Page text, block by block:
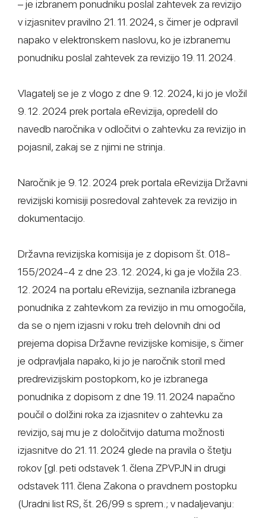
– je izbranem ponudniku poslal zahtevek za revizijo
v izjasnitev pravilno 21. 11. 2024, s čimer je odpravil
napako v elektronskem naslovu, ko je izbranemu
ponudniku poslal zahtevek za revizijo 19. 11. 2024.
Vlagatelj se je z vlogo z dne 9. 12. 2024, ki jo je vložil
9. 12. 2024 prek portala eRevizija, opredelil do
navedb naročnika v odločitvi o zahtevku za revizijo in
pojasnil, zakaj se z njimi ne strinja.
Naročnik je 9. 12. 2024 prek portala eRevizija Državni
revizijski komisiji posredoval zahtevek za revizijo in
dokumentacijo.
Državna revizijska komisija je z dopisom št. 018-
155/2024-4 z dne 23. 12. 2024, ki ga je vložila 23.
12. 2024 na portalu eRevizija, seznanila izbranega
ponudnika z zahtevkom za revizijo in mu omogočila,
da se o njem izjasni v roku treh delovnih dni od
prejema dopisa Državne revizijske komisije, s čimer
je odpravljala napako, ki jo je naročnik storil med
predrevizijskim postopkom, ko je izbranega
ponudnika z dopisom z dne 19. 11. 2024 napačno
poučil o dolžini roka za izjasnitev o zahtevku za
revizijo, saj mu je z določitvijo datuma možnosti
izjasnitve do 21. 11. 2024 glede na pravila o štetju
rokov [gl. peti odstavek 1. člena ZPVPJN in drugi
odstavek 111. člena Zakona o pravdnem postopku
(Uradni list RS, št. 26/99 s sprem.; v nadaljevanju: